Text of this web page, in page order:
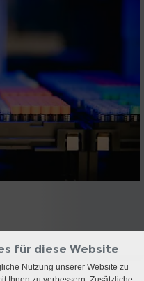
für diese Website
Nutzung unserer Website zu